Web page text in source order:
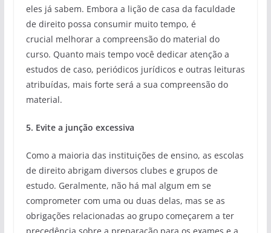
eles já sabem. Embora a lição de casa da faculdade
de direito possa consumir muito tempo, é
crucial melhorar a compreensão do material do
curso. Quanto mais tempo você dedicar atenção a
estudos de caso, periódicos jurídicos e outras leituras
atribuídas, mais forte será a sua compreensão do
material.
5. Evite a junção excessiva
Como a maioria das instituições de ensino, as escolas
de direito abrigam diversos clubes e grupos de
estudo. Geralmente, não há mal algum em se
comprometer com uma ou duas delas, mas se as
obrigações relacionadas ao grupo começarem a ter